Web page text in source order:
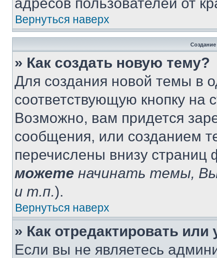
Вернуться наверх
» Как создать новую тему?
Для создания новой темы в
соответствующую кнопку
Возможно, вам придется
сообщения, или созданием
перечислены внизу
можете начинать темы,
и т.п.).
Вернуться наверх
» Как отредактировать
Если вы не являетесь